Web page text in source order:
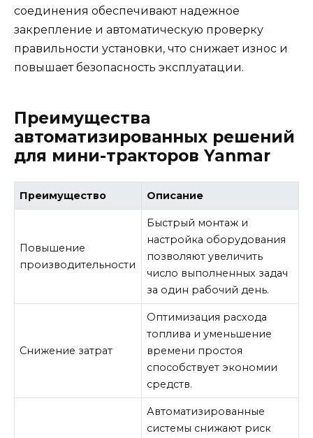
соединения обеспечивают надежное
закрепление и автоматическую проверку
правильности установки, что снижает износ и
повышает безопасность эксплуатации.
Преимущества
автоматизированных решений
для мини-тракторов Yanmar
Преимущество Описание
Повышение
производительности
Быстрый монтаж и
настройка оборудования
позволяют увеличить
число выполненных задач
за один рабочий день.
Снижение затрат
Оптимизация расхода
топлива и уменьшение
времени простоя
способствует экономии
средств.
Автоматизированные
системы снижают риск